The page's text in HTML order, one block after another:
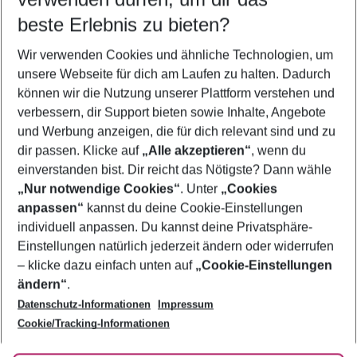
5-8 Nächte
2 Erwachsene Keine Kinder
Mehr Filter anzeigen
Footer
Footer navigation
Über uns
AGB
Bestpreisgarantie
Cookie-Einstellungen ändern
Cookie-Richtlinie
Agenturbetreuung
Barrierefreies Reisen
Folge uns
beste Erlebnis zu bieten?
Wir verwenden Cookies und ähnliche Technologien, um
unsere Webseite für dich am Laufen zu halten. Dadurch
können wir die Nutzung unserer Plattform verstehen und
verbessern, dir Support bieten sowie Inhalte, Angebote
und Werbung anzeigen, die für dich relevant sind und zu
dir passen. Klicke auf „Alle akzeptieren“, wenn du
einverstanden bist. Dir reicht das Nötigste? Dann wähle
„Nur notwendige Cookies“. Unter „Cookies
anpassen“ kannst du deine Cookie-Einstellungen
individuell anpassen. Du kannst deine Privatsphäre-
Einstellungen natürlich jederzeit ändern oder widerrufen
– klicke dazu einfach unten auf „Cookie-Einstellungen
ändern“.
Datenschutz-Informationen
Impressum
Cookie/Tracking-Informationen